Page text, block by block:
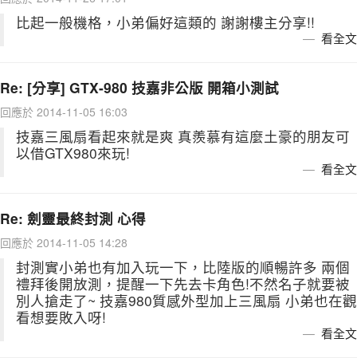
比起一般機格，小弟偏好這類的 謝謝樓主分享!!
看全文
Re: [分享] GTX-980 技嘉非公版 開箱小測試
回應於 2014-11-05 16:03
技嘉三風扇看起來就是爽 真羨慕有這麼土豪的朋友可
以借GTX980來玩!
看全文
Re: 劍靈最終封測 心得
回應於 2014-11-05 14:28
封測實小弟也有加入玩一下，比陸版的順暢許多 兩個
禮拜後開放測，提醒一下先去卡角色!不然名子就要被
別人搶走了~ 技嘉980質感外型加上三風扇 小弟也在觀
看想要敗入呀!
看全文